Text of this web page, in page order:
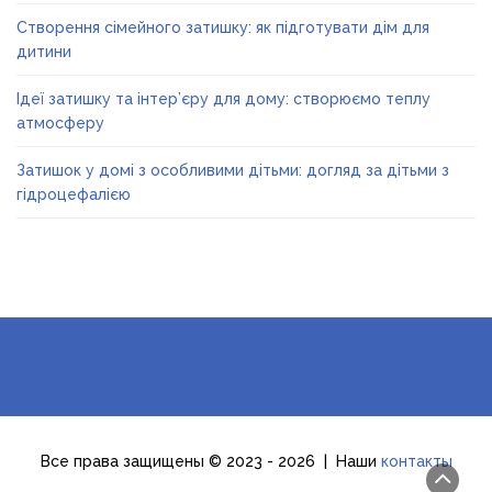
Створення сімейного затишку: як підготувати дім для
дитини
Ідеї затишку та інтер’єру для дому: створюємо теплу
атмосферу
Затишок у домі з особливими дітьми: догляд за дітьми з
гідроцефалією
Все права защищены © 2023 - 2026 | Наши контакты